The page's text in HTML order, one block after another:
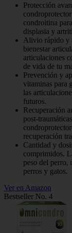
Protección
condroitina
displasia y
Alivio rápido y
bienestar
articulaciones
de vida de tu
Prevención y
vitaminas para
las
futuros.
Recuperación
post-
recuperación
Cantidad y
comprimidos.
peso del perro,
perros y gatos.
Ver en Amazon
Bestseller No. 4